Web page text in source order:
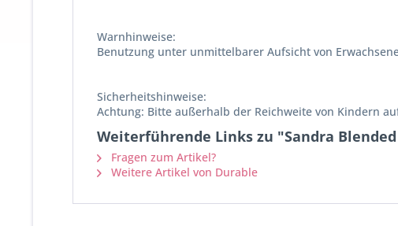
Warnhinweise:
Benutzung unter unmittelbarer Aufsicht von
Sicherheitshinweise:
Achtung: Bitte außerhalb der Reichweite von Kindern
Weiterführende Links zu "Sandra
Fragen zum Artikel?
Weitere Artikel von Durable